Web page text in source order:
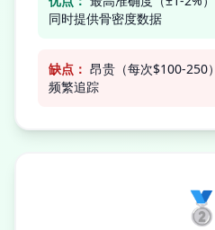
同时提供骨密度数据
缺点： 昂贵（每次$100-250
频繁追踪
🥈